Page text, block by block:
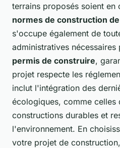
terrains proposés soient en
normes de construction
s'occupe également de
administratives
permis de construire,
projet respecte les
inclut l'intégration des
écologiques, comme celles
constructions durables et
l'environnement. En
votre projet de